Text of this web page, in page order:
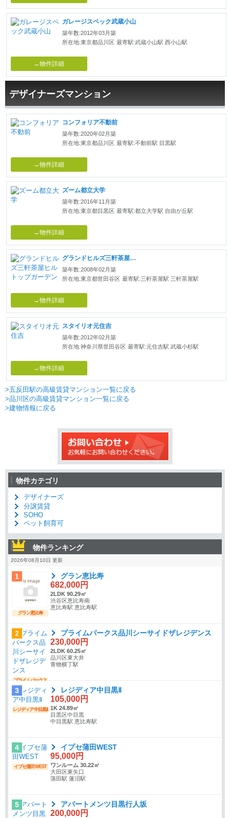
ガレージスペック武蔵小山
築年数:2012年03月築
所在地:東京都品川区 最寄駅:武蔵小山駅 西小山駅
→物件詳細
デザイナーズマンション
コンフォリア不動前
築年数:2020年02月築
所在地:東京都品川区 最寄駅:不動前駅 目黒駅
→物件詳細
ズーム都立大学
築年数:2016年11月築
所在地:東京都目黒区 最寄駅:都立大学駅 自由が丘駅
→物件詳細
グランドヒルズ三軒茶屋ヒルトップガーデン
築年数:2008年02月築
所在地:東京都世田谷区 最寄駅:三軒茶屋駅 三軒茶屋駅
→物件詳細
スタイリオ元住吉
築年数:2012年02月築
所在地:神奈川県世田谷区 最寄駅:元住吉駅 武蔵小杉駅
→物件詳細
>五反田駅の高級賃貸マンション一覧に戻る
>品川区の高級賃貸マンション一覧に戻る
>建物情報に戻る
物件カテゴリ
デザイナーズ
分譲賃貸
SOHO
ペット飼育可
物件ランキング
2026年08月10日 更新
1
グラン恵比寿
グラン恵比寿
682,000円
2LDK 90.29㎡
渋谷区恵比寿南
恵比寿駅 恵比寿駅
2
プライムパークス
品川シーサイドザ
レジデンス
プライムパークス品川シーサイドザレジデンス
230,000円
2LDK 60.25㎡
品川区東大井
青物横丁駅
3
レジディア中目黒Ⅱ
レジディア中目黒Ⅱ
105,000円
1K 24.89㎡
目黒区中目黒
中目黒駅 恵比寿駅
4
イプセ蒲田WEST
イプセ蒲田WEST
95,000円
ワンルーム 30.22㎡
大田区東矢口
蒲田駅 蓮沼駅
5 アパートメンツ目黒行人坂
200,000円